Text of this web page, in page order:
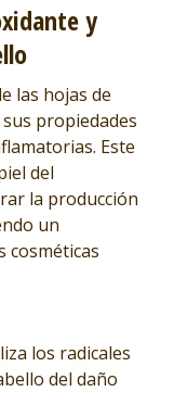
y
las hojas de
propiedades
Este
del
la producción
un
cosméticas
los radicales
del daño